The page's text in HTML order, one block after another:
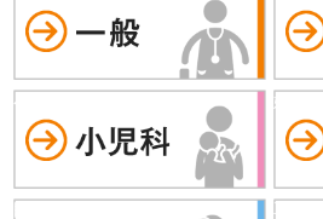
小児科 婦人科
耳鼻科